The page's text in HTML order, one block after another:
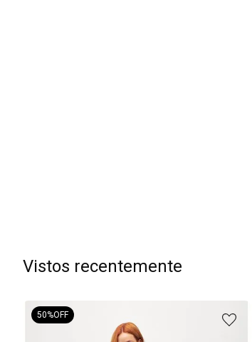
Vistos recentemente
50%OFF